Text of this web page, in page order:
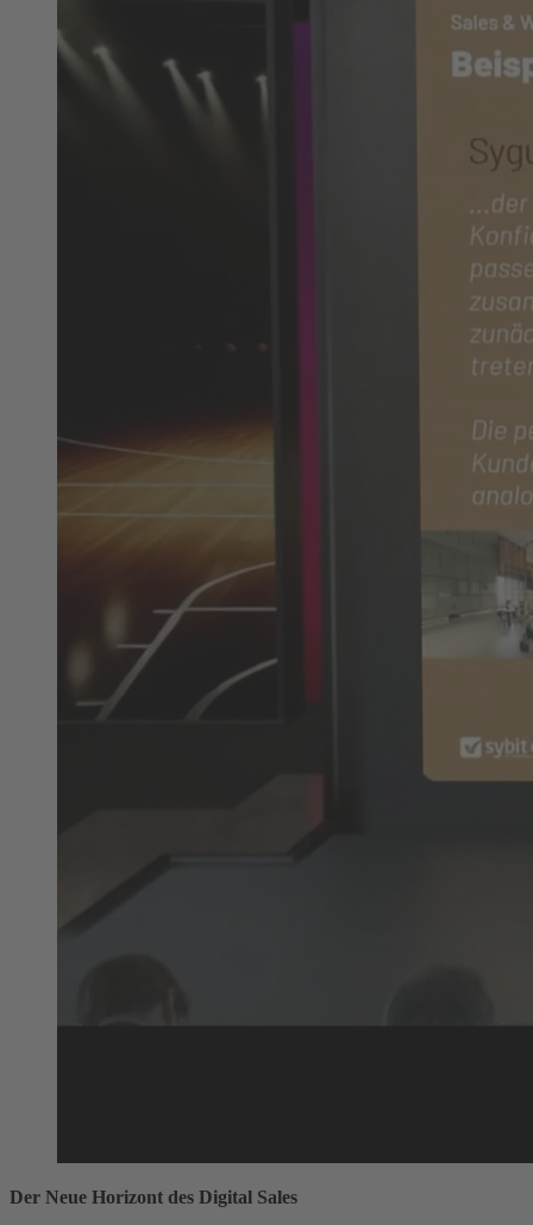
Der Neue Horizont des Digital Sales